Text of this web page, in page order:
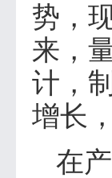
势，
来，
计，
增长
在